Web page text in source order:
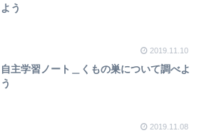
よう
2019.11.10
自主学習ノート＿くもの巣について調べよ
う
2019.11.08